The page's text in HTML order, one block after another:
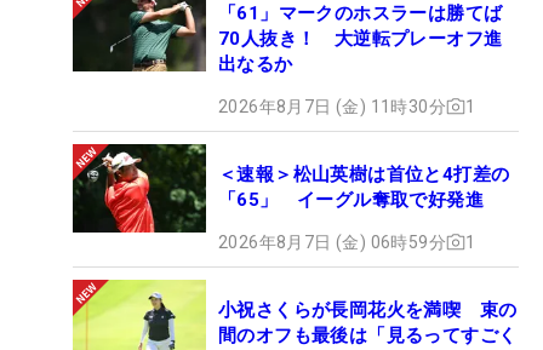
「61」マークのホスラーは勝てば
70人抜き！ 大逆転プレーオフ進
出なるか
2026年8月7日 (金) 11時30分 1
＜速報＞松山英樹は首位と4打差の
「65」 イーグル奪取で好発進
2026年8月7日 (金) 06時59分 1
小祝さくらが長岡花火を満喫 束の
間のオフも最後は「見るってすごく